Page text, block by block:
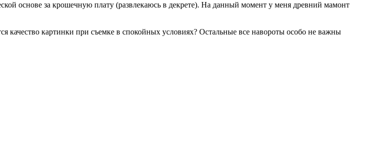
основе за крошечную плату (развлекаюсь в декрете). На данный момент у меня древний мамонт
качество картинки при съемке в спокойных условиях? Остальные все навороты особо не важны